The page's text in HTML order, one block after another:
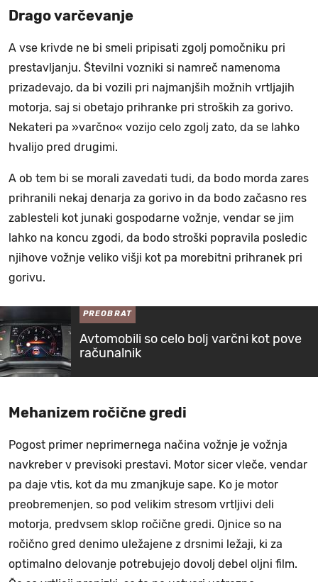
Drago varčevanje
A vse krivde ne bi smeli pripisati zgolj pomočniku pri
prestavljanju. Številni vozniki si namreč namenoma
prizadevajo, da bi vozili pri najmanjših možnih vrtljajih
motorja, saj si obetajo prihranke pri stroških za gorivo.
Nekateri pa »varčno« vozijo celo zgolj zato, da se lahko
hvalijo pred drugimi.
A ob tem bi se morali zavedati tudi, da bodo morda zares
prihranili nekaj denarja za gorivo in da bodo začasno res
zablesteli kot junaki gospodarne vožnje, vendar se jim
lahko na koncu zgodi, da bodo stroški popravila posledic
njihove vožnje veliko višji kot pa morebitni prihranek pri
gorivu.
PREOBRAT
Avtomobili so celo bolj varčni kot pove
računalnik
Mehanizem ročične gredi
Pogost primer neprimernega načina vožnje je vožnja
navkreber v previsoki prestavi. Motor sicer vleče, vendar
pa daje vtis, kot da mu zmanjkuje sape. Ko je motor
preobremenjen, so pod velikim stresom vrtljivi deli
motorja, predvsem sklop ročične gredi. Ojnice so na
ročično gred denimo uležajene z drsnimi ležaji, ki za
optimalno delovanje potrebujejo dovolj debel oljni film.